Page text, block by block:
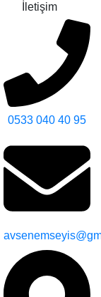
İletişim
0533 040 40 95